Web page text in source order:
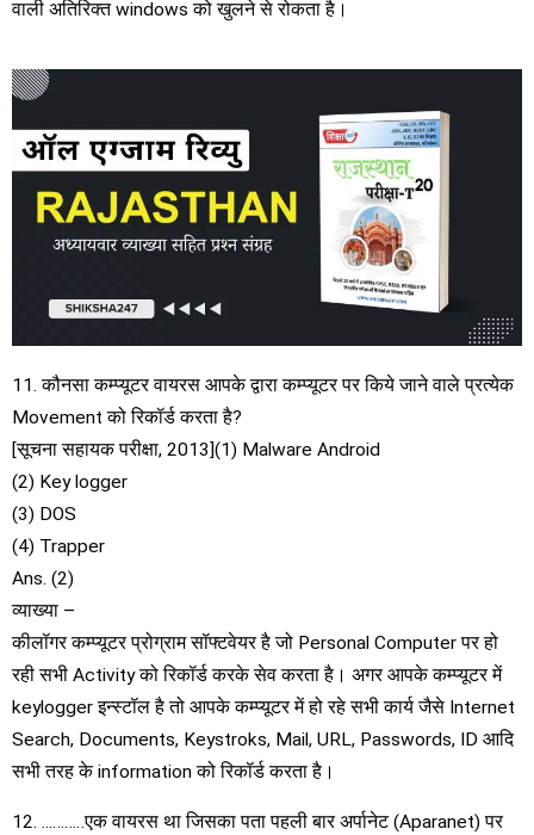
वाली अतिरिक्त windows को खुलने से रोकता है।
11. कौनसा कम्प्यूटर वायरस आपके द्वारा कम्प्यूटर पर किये जाने वाले प्रत्येक
Movement को रिकॉर्ड करता है?
[सूचना सहायक परीक्षा, 2013](1) Malware Android
(2) Key logger
(3) DOS
(4) Trapper
Ans. (2)
व्याख्या –
कीलॉगर कम्प्यूटर प्रोग्राम सॉफ्टवेयर है जो Personal Computer पर हो
रही सभी Activity को रिकॉर्ड करके सेव करता है। अगर आपके कम्प्यूटर में
keylogger इन्स्टॉल है तो आपके कम्प्यूटर में हो रहे सभी कार्य जैसे Internet
Search, Documents, Keystroks, Mail, URL, Passwords, ID आदि
सभी तरह के information को रिकॉर्ड करता है।
12. ..………एक वायरस था जिसका पता पहली बार अर्पानेट (Aparanet) पर